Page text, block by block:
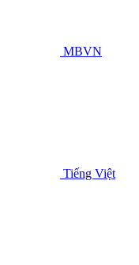
MBVN
Tiếng Việt